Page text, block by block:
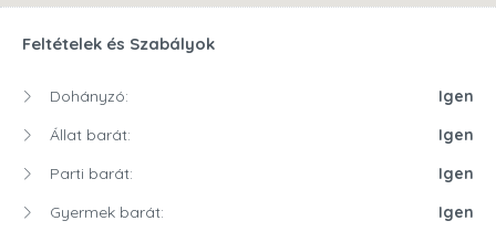
Feltételek és Szabályok
Dohányzó:
Igen
Állat barát:
Igen
Parti barát:
Igen
Gyermek barát:
Igen